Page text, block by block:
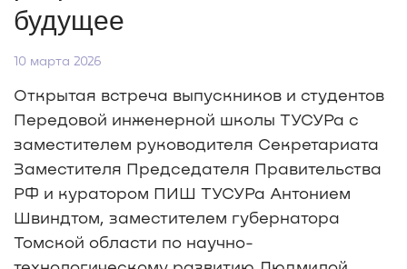
будущее
10 марта 2026
Открытая встреча выпускников и студентов
Передовой инженерной школы ТУСУРа с
заместителем руководителя Секретариата
Заместителя Председателя Правительства
РФ и куратором ПИШ ТУСУРа Антонием
Швиндтом, заместителем губернатора
Томской области по научно-